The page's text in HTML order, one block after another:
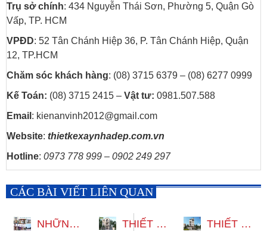
Trụ sở chính: 434 Nguyễn Thái Sơn, Phường 5, Quận Gò
Vấp, TP. HCM
VPĐD: 52 Tân Chánh Hiệp 36, P. Tân Chánh Hiệp, Quận
12, TP.HCM
Chăm sóc khách hàng: (08) 3715 6379 – (08) 6277 0999
Kế Toán: (08) 3715 2415 – Vật tư: 0981.507.588
Email : kienanvinh2012@gmail.com
Website: thietkexaynhadep.com.vn
Hotline: 0973 778 999 – 0902 249 297
CÁC BÀI VIẾT LIÊN QUAN
NHỮNG MẪU BIỆT THỰ 3 TẦNG ĐẸP ĐA DẠNG PHONG CÁCH THIẾT KẾ MẪU BIỆT THỰ 3 TẦNG CÓ THANG MÁY 12X22M THIẾT KẾ BIỆT THỰ 3 TẦNG 1 TUM HIỆN ĐẠI CÓ THANG MÁY VÀ HẦM